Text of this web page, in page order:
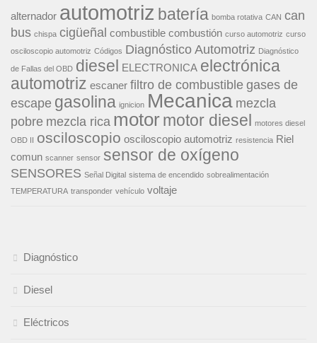
alternador automotriz batería bomba rotativa CAN can
bus chispa cigüeñal combustible combustión curso automotriz curso
osciloscopio automotriz Códigos Diagnóstico Automotriz Diagnóstico
de Fallas del OBD diesel ELECTRONICA electrónica
automotriz escaner filtro de combustible gases de
escape gasolina ignicion Mecanica mezcla
pobre mezcla rica motormotor diesel
motores diesel
OBD II osciloscopio osciloscopio automotriz resistencia Riel
comun scanner sensor sensor de oxígeno
SENSORES Señal Digital sistema de encendido sobrealimentación
TEMPERATURA transponder vehículo voltaje
Diagnóstico
Diesel
Eléctricos